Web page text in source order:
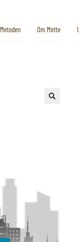
Metoden Om Mette